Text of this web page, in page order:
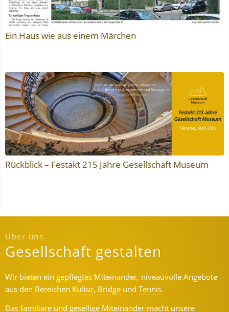
Ein Haus wie aus einem Märchen
Rückblick – Festakt 215 Jahre Gesellschaft Museum
Über uns
Gesellschaft gestalten
Wir bieten ein gepflegtes Miteinander, niveauvolle Angebote
aus den Bereichen Kultur, Bridge und Tennis.
Das familiäre und gesellige Miteinander macht unsere